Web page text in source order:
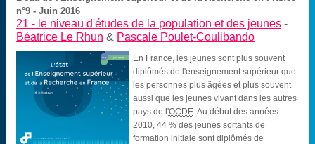
n°9 - Juin 2016
21 - le niveau d'études de la population et des jeunes -
Béatrice Le Rhun & Pascale Poulet-Coulibando
En France, les jeunes sont plus souvent
diplômés de l'enseignement supérieur que
les personnes plus âgées et plus souvent
aussi que les jeunes vivant dans les autres
pays de l'OCDE. Au début des années
2010, 44 % des jeunes sortants de
formation initiale sont diplômés de